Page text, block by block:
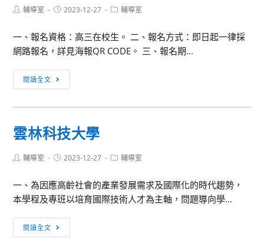
代
下
的
企
管
人」
流
好
玩」
運
物
流
營
Post輔導室
Post2023-12-27
Post輔導室
一、報名資格：高三在校生。 二、報名方式：即日起一律採
網路報名，詳見海報QR CODE。 三、報名期...
閱讀全文
能
科
大
「2024
時
尚、
瘋
雲林科技大學
Post輔導室
Post2023-12-27
Post輔導室
一、為因應高齡社會的產業發展需求及國際化的時代趨勢，
本學程及專班以培育國際技術人才為主軸，問題導向學...
閱讀全文